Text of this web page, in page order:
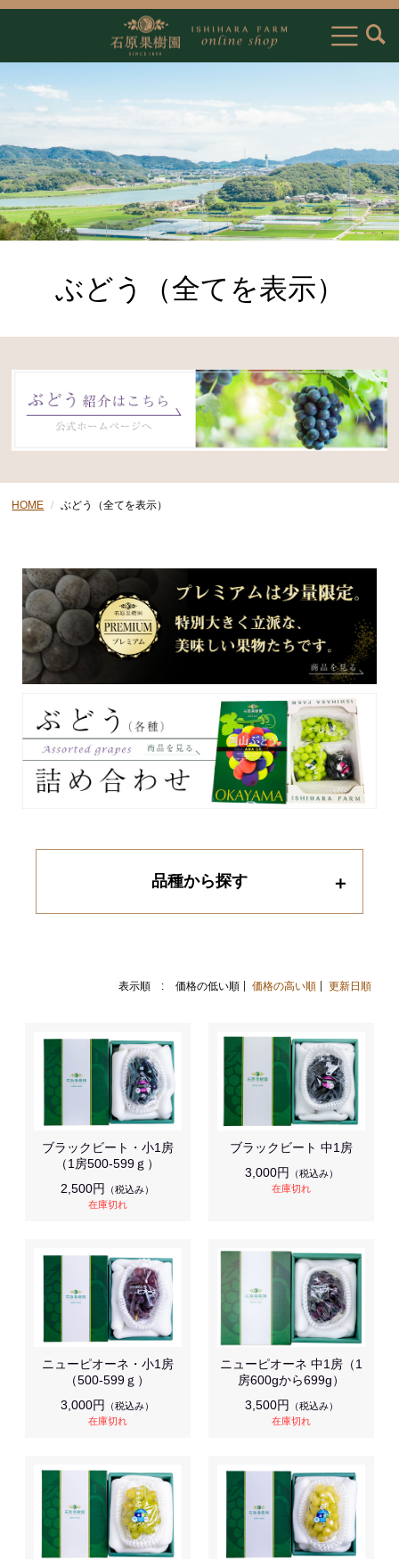
ぶどう（全てを表示）
HOME ぶどう（全てを表示）
品種から探す
表示順 : 価格の低い順 価格の高い順 更新日順
ブラックビート・小1房
（1房500-599ｇ）
2,500円
（税込み）
在庫切れ
ブラックビート 中1房
3,000円
（税込み）
在庫切れ
ニューピオーネ・小1房
（500-599ｇ）
3,000円
（税込み）
在庫切れ
ニューピオーネ 中1房（1
房600gから699g）
3,500円
（税込み）
在庫切れ